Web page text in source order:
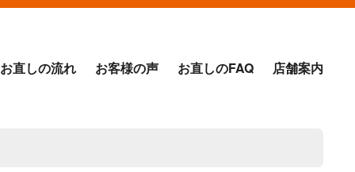
お直しの流れ お客様の声 お直しのFAQ 店舗案内